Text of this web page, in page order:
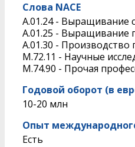
Слова NACE
A.01.24 - Выращивание
A.01.25 - Выращивание
A.01.30 -
M.72.11 - Научные
M.74.90 - Прочая
Годовой оборот (в
10-20 млн
Опыт
Есть